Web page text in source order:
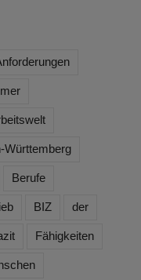
Württemberg
Berufe
BIZ der
Fähigkeiten